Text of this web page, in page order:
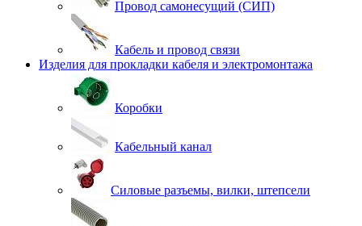
Провод самонесущий (СИП)
Кабель и провод связи
Изделия для прокладки кабеля и электромонтажа
Коробки
Кабельный канал
Силовые разъемы, вилки, штепсели